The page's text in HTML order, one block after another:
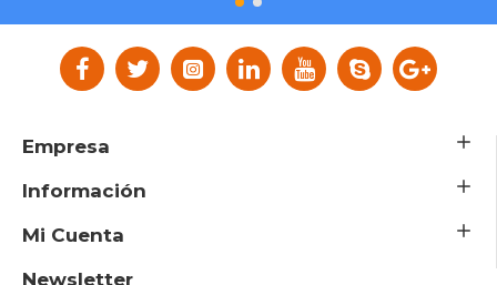
Empresa
Información
Mi Cuenta
Newsletter